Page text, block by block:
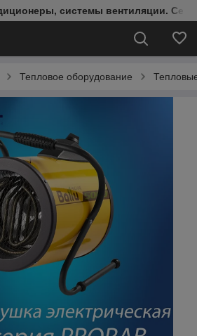
системы вентиляции.
Тепловое оборудование